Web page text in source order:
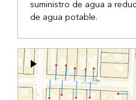
suministro de agua a
de agua potable.